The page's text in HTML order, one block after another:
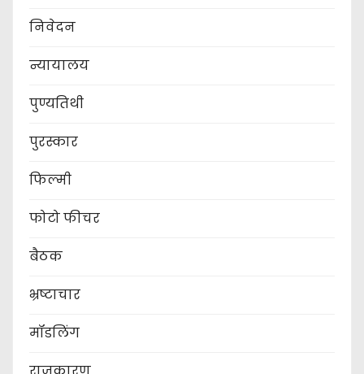
निवेदन
न्यायालय
पुण्यतिथी
पुरस्कार
फिल्मी
फोटो फीचर
बैठक
भ्रष्टाचार
मॉडलिंग